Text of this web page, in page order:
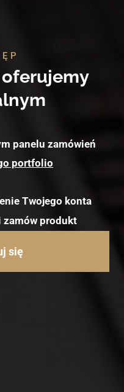
panelu zamówień
portfolio
Twojego konta
zamów produkt
się